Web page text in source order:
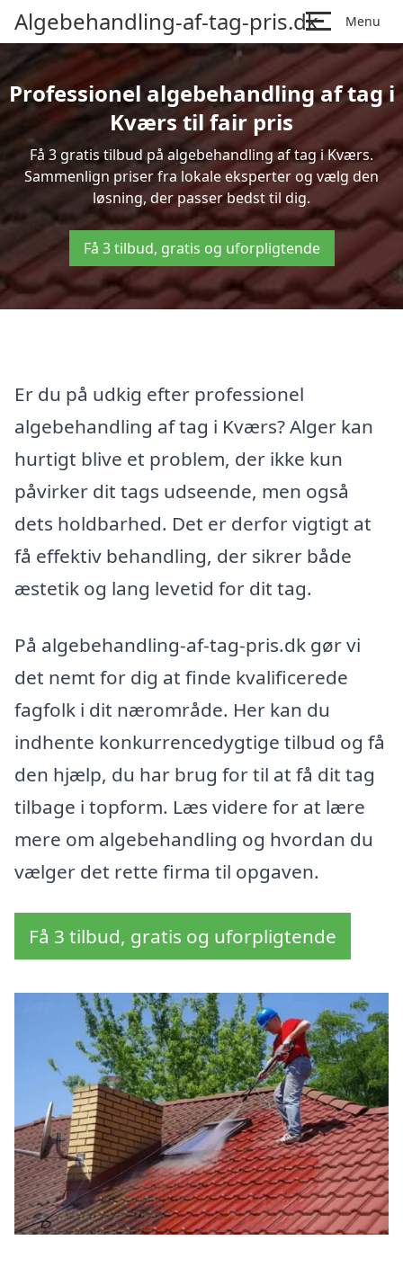
Algebehandling-af-tag-pris.dk Menu
Professionel algebehandling af tag i
Kværs til fair pris
Få 3 gratis tilbud på algebehandling af tag i Kværs.
Sammenlign priser fra lokale eksperter og vælg den
løsning, der passer bedst til dig.
Få 3 tilbud, gratis og uforpligtende
Er du på udkig efter professionel
algebehandling af tag i Kværs? Alger kan
hurtigt blive et problem, der ikke kun
påvirker dit tags udseende, men også
dets holdbarhed. Det er derfor vigtigt at
få effektiv behandling, der sikrer både
æstetik og lang levetid for dit tag.
På algebehandling-af-tag-pris.dk gør vi
det nemt for dig at finde kvalificerede
fagfolk i dit nærområde. Her kan du
indhente konkurrencedygtige tilbud og få
den hjælp, du har brug for til at få dit tag
tilbage i topform. Læs videre for at lære
mere om algebehandling og hvordan du
vælger det rette firma til opgaven.
Få 3 tilbud, gratis og uforpligtende